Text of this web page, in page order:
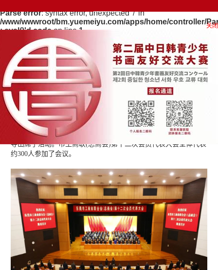
Parse error: syntax error, unexpected '/' in
/www/wwwroot/bm.yuemeiyu.com/apps/home/controller/
: eval()'d codeon line1
广东中玺文化董事长张彦玺当选东莞市工商联（总商会）
第十二届执委会成员
来源：考级中心 日期：2022-03-24
2022年1月18日，东莞市工商联(总商会)召开第十二次会员代
表大会。广东省委统战部副部长、省工商联党组书记雷彪，东莞
市委书记肖亚非、市长吕成蹊，陈文明、陈志伟、罗军文等市领
导出席了活动。市工商联(总商会)第十二次会员代表大会全体代表
约300人参加了会议。
关闭